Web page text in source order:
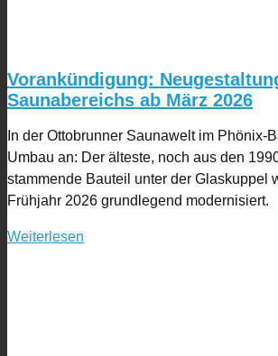
Vorankündigung:
Saunabereichs ab März 2026
In der Ottobrunner Saunawelt im Phönix-
Umbau an: Der älteste, noch aus den
stammende Bauteil unter der Glaskuppel
Frühjahr 2026 grundlegend modernisiert.
Weiterlesen